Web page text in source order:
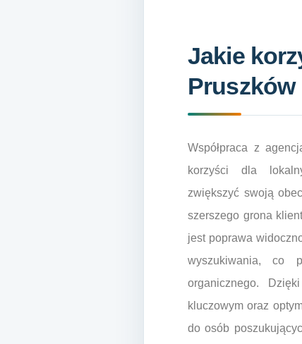
Jakie
Pruszków
Współpraca z
korzyści dla
zwiększyć swoją
szerszego grona
jest poprawa
wyszukiwania, co
organicznego.
kluczowym oraz
do osób